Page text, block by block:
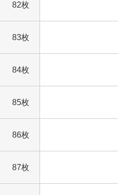
82枚
83枚
84枚
85枚
86枚
87枚